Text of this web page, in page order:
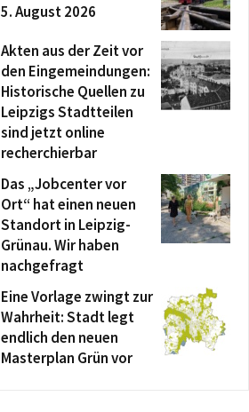
5. August 2026
Akten aus der Zeit vor
den Eingemeindungen:
Historische Quellen zu
Leipzigs Stadtteilen
sind jetzt online
recherchierbar
Das „Jobcenter vor
Ort“ hat einen neuen
Standort in Leipzig-
Grünau. Wir haben
nachgefragt
Eine Vorlage zwingt zur
Wahrheit: Stadt legt
endlich den neuen
Masterplan Grün vor